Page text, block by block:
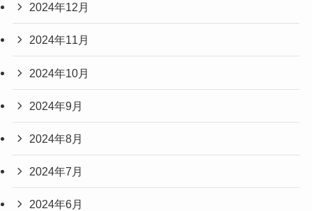
2024年12月
2024年11月
2024年10月
2024年9月
2024年8月
2024年7月
2024年6月